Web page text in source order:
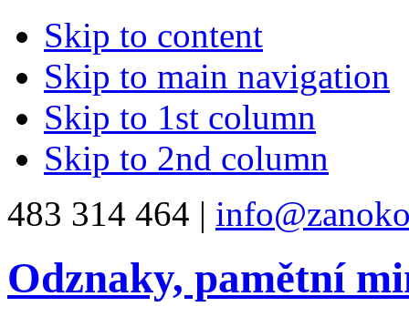
Skip to content
Skip to main navigation
Skip to 1st column
Skip to 2nd column
483 314 464 |
Odznaky, pamětní